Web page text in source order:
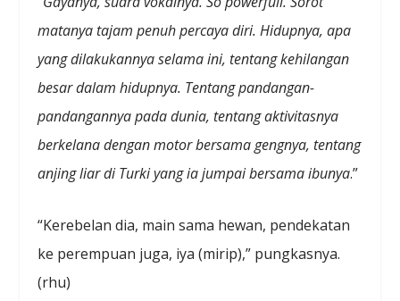
matanya tajam penuh percaya diri. Hidupnya, apa
yang dilakukannya selama ini, tentang kehilangan
besar dalam hidupnya. Tentang pandangan-
pandangannya pada dunia, tentang aktivitasnya
berkelana dengan motor bersama gengnya, tentang
anjing liar di Turki yang ia jumpai bersama ibunya.”
“Kerebelan dia, main sama hewan, pendekatan
ke perempuan juga, iya (mirip),” pungkasnya.
(rhu)